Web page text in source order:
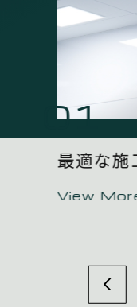
01
最適な施
View